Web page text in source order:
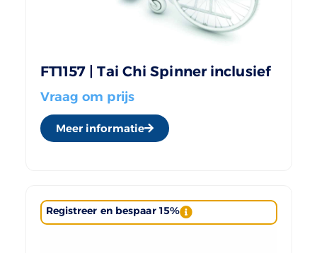
FT1157 | Tai Chi Spinner inclusief
Vraag om prijs
Meer informatie
Registreer en bespaar 15%